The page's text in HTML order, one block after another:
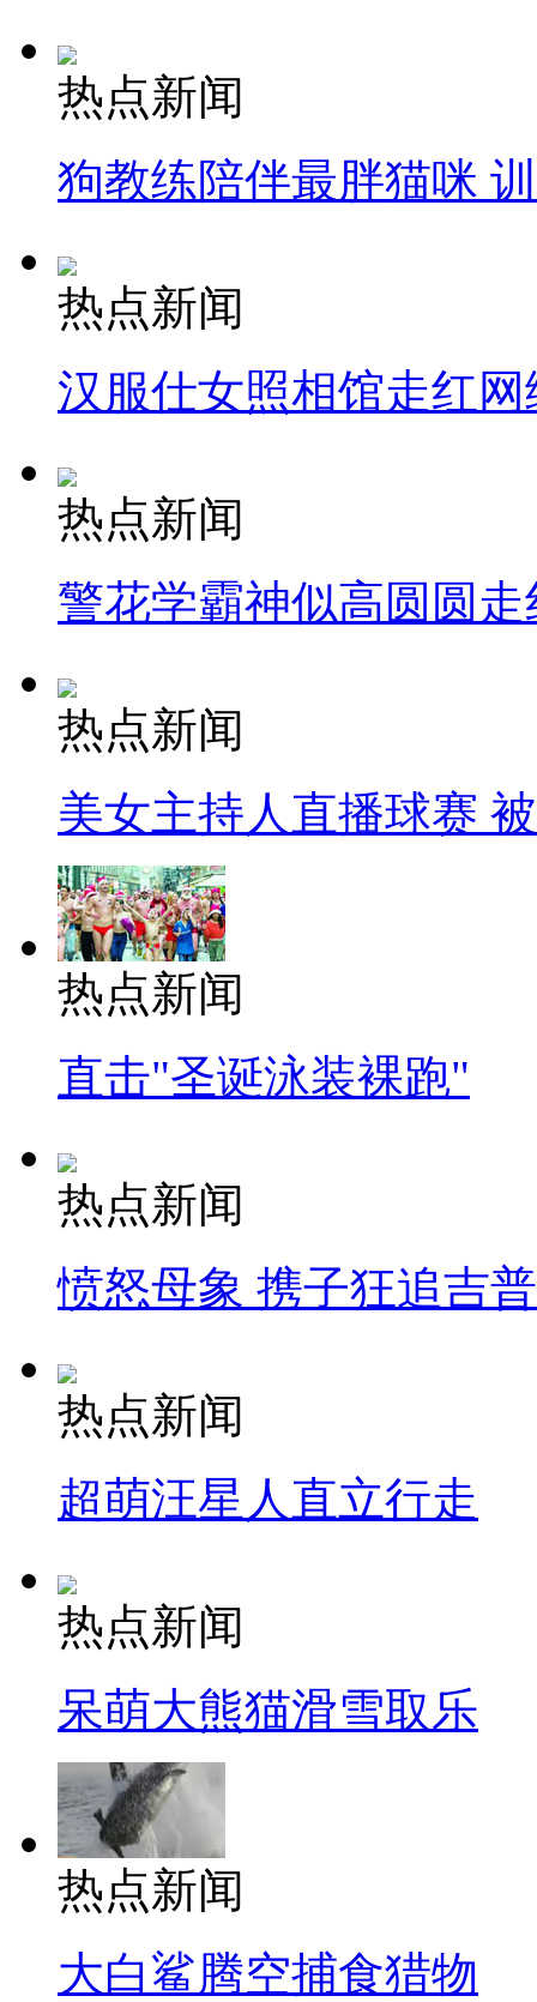
热点新闻
狗教练陪伴最胖猫咪
热点新闻
汉服仕女照相馆走红网
热点新闻
警花学霸神似高圆圆走
热点新闻
美女主持人直播球赛
热点新闻
直击"圣诞泳装裸跑"
热点新闻
愤怒母象 携子狂追吉
热点新闻
超萌汪星人直立行走
热点新闻
呆萌大熊猫滑雪取乐
热点新闻
大白鲨腾空捕食猎物